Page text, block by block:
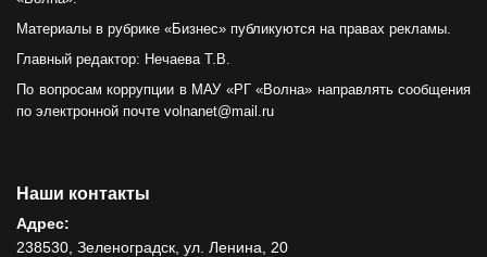
Материалы в рубрике «Бизнес» публикуются на правах рекламы.
Главный редактор: Нечаева Т.В.
По вопросам коррупции в МАУ «РГ «Волна» направлять сообщения
по электронной почте volnanet@mail.ru
Наши контакты
Адрес:
238530, Зеленоградск, ул. Ленина, 20